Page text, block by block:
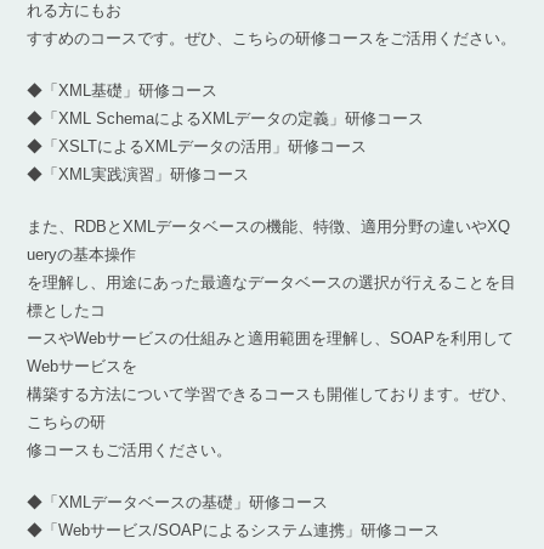
れる方にもお
すすめのコースです。ぜひ、こちらの研修コースをご活用ください。
◆「XML基礎」研修コース
◆「XML SchemaによるXMLデータの定義」研修コース
◆「XSLTによるXMLデータの活用」研修コース
◆「XML実践演習」研修コース
また、RDBとXMLデータベースの機能、特徴、適用分野の違いやXQ
ueryの基本操作
を理解し、用途にあった最適なデータベースの選択が行えることを目
標としたコ
ースやWebサービスの仕組みと適用範囲を理解し、SOAPを利用して
Webサービスを
構築する方法について学習できるコースも開催しております。ぜひ、
こちらの研
修コースもご活用ください。
◆「XMLデータベースの基礎」研修コース
◆「Webサービス/SOAPによるシステム連携」研修コース